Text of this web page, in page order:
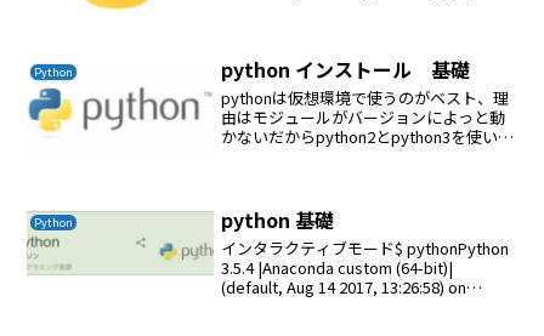
Python python インストール 基礎
pythonは仮想環境で使うのがベスト、理
由はモジュールがバージョンによっと動
かないだからpython2とpython3を使い分
Python python 基礎
インタラクティブモード$ pythonPython
3.5.4 |Anaconda custom (64-bit)|
(default, Aug 14 2017, 13:26:58) on